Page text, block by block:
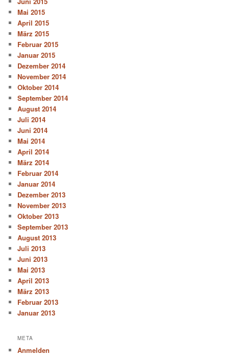
Mai 2015
April 2015
März 2015
Februar 2015
Januar 2015
Dezember 2014
November 2014
Oktober 2014
September 2014
August 2014
Juli 2014
Juni 2014
Mai 2014
April 2014
März 2014
Februar 2014
Januar 2014
Dezember 2013
November 2013
Oktober 2013
September 2013
August 2013
Juli 2013
Juni 2013
Mai 2013
April 2013
März 2013
Februar 2013
Januar 2013
META
Anmelden